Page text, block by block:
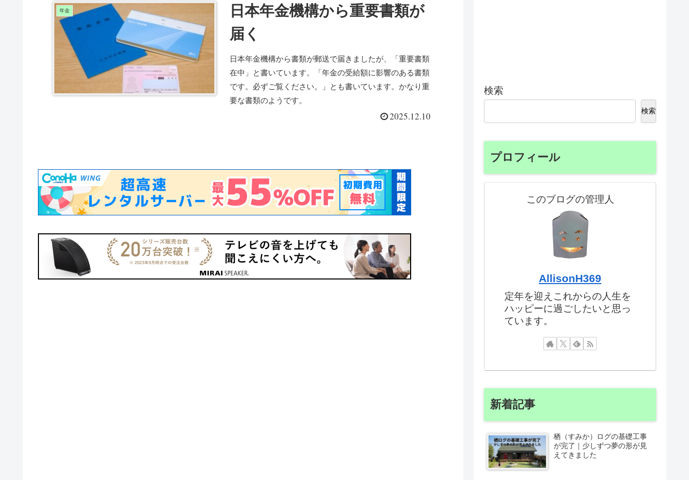
年金
日本年金機構から重要書類が
届く
日本年金機構から書類が郵送で届きましたが、「重要書類
在中」と書いています。「年金の受給額に影響のある書類
です。必ずご覧ください。」とも書いています。かなり重
要な書類のようです。
2025.12.10
検索
検索
プロフィール
このブログの管理人
AllisonH369
定年を迎えこれからの人生を
ハッピーに過ごしたいと思っ
ています。
新着記事
栖（すみか）ログの基礎工事
が完了｜少しずつ夢の形が見
えてきました